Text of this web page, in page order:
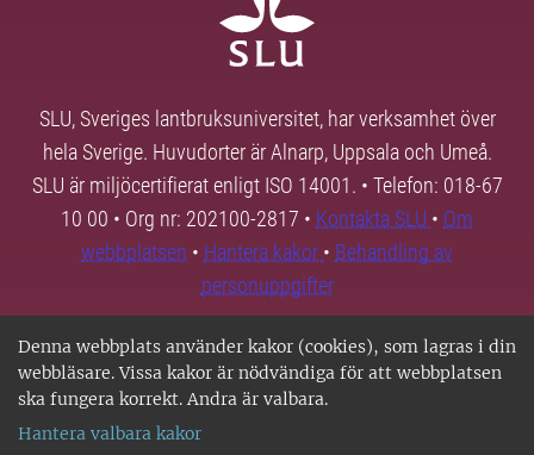
Denna webbplats använder kakor (cookies), som lagras i din
webbläsare. Vissa kakor är nödvändiga för att webbplatsen
ska fungera korrekt. Andra är valbara.
Hantera valbara kakor
SLU, Sveriges lantbruksuniversitet, har verksamhet över
hela Sverige. Huvudorter är Alnarp, Uppsala och Umeå.
SLU är miljöcertifierat enligt ISO 14001. • Telefon: 018-67
10 00 • Org nr: 202100-2817 • Kontakta SLU • Om
webbplatsen • Hantera kakor • Behandling av
personuppgifter